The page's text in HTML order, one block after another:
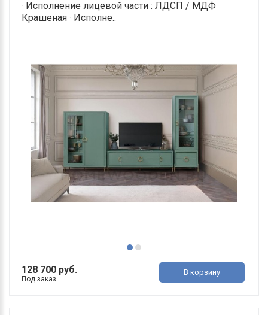
· Исполнение лицевой части : ЛДСП / МДФ
Крашеная · Исполне..
128 700 руб.
Под заказ
В корзину